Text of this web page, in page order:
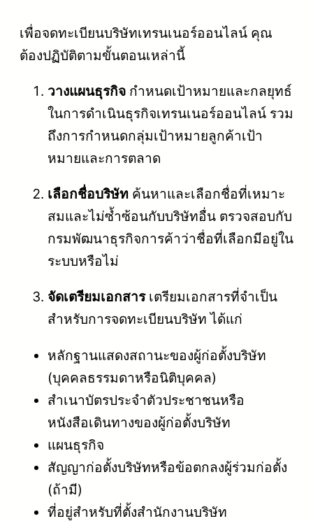
เพื่อจดทะเบียนบริษัทเทรนเนอร์ออนไลน์ คุณ
ต้องปฏิบัติตามขั้นตอนเหล่านี้
วางแผนธุรกิจ กำหนดเป้าหมายและกลยุทธ์
ในการดำเนินธุรกิจเทรนเนอร์ออนไลน์ รวม
ถึงการกำหนดกลุ่มเป้าหมายลูกค้าเป้า
หมายและการตลาด
เลือกชื่อบริษัท ค้นหาและเลือกชื่อที่เหมาะ
สมและไม่ซ้ำซ้อนกับบริษัทอื่น ตรวจสอบกับ
กรมพัฒนาธุรกิจการค้าว่าชื่อที่เลือกมีอยู่ใน
ระบบหรือไม่
จัดเตรียมเอกสารเตรียมเอกสารที่จำเป็น
สำหรับการจดทะเบียนบริษัท ได้แก่
หลักฐานแสดงสถานะของผู้ก่อตั้งบริษัท
(บุคคลธรรมดาหรือนิติบุคคล)
สำเนาบัตรประจำตัวประชาชนหรือ
หนังสือเดินทางของผู้ก่อตั้งบริษัท
แผนธุรกิจ
สัญญาก่อตั้งบริษัทหรือข้อตกลงผู้ร่วมก่อตั้ง
(ถ้ามี)
ที่อยู่สำหรับที่ตั้งสำนักงานบริษัท